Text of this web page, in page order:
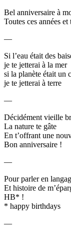
Bel anniversaire à
Toutes ces années
—
Si l’eau était des
je te jetterai à la mer
si la planète était un
je te jetterai à terre
—
Décidément vieille
La nature te gâte
En t’offrant une
Bon anniversaire !
—
Pour parler en
Et histoire de
HB* !
* happy birthdays
—